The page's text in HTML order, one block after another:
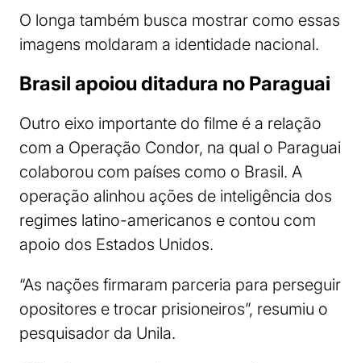
O longa também busca mostrar como essas
imagens moldaram a identidade nacional.
Brasil apoiou ditadura no Paraguai
Outro eixo importante do filme é a relação
com a Operação Condor, na qual o Paraguai
colaborou com países como o Brasil. A
operação alinhou ações de inteligência dos
regimes latino-americanos e contou com
apoio dos Estados Unidos.
“As nações firmaram parceria para perseguir
opositores e trocar prisioneiros”, resumiu o
pesquisador da Unila.